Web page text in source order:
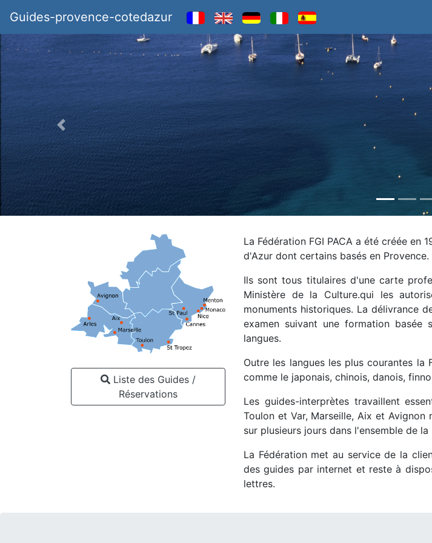
Guides-provence-cotedazur
Liste des Guides /
Réservations
La Fédération FGI PACA a été créée
d'Azur dont certains basés en Provence.
Ils sont tous titulaires d'une carte
Ministère de la Culture.qui les
monuments historiques. La délivrance
examen suivant une formation
langues.
Outre les langues les plus courantes la
comme le japonais, chinois, danois,
Les guides-interprètes travaillent
Toulon et Var, Marseille, Aix et
sur plusieurs jours dans l'ensemble de
La Fédération met au service de la
des guides par internet et reste à
lettres.